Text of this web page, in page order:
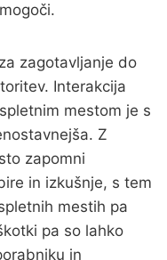
zagotavljanje do
Interakcija
mestom je s
Z
zapomni
in izkušnje, s tem
mestih pa
pa so lahko
in